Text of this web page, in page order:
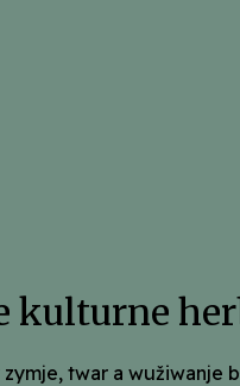
kulturne
twar a wužiwanje